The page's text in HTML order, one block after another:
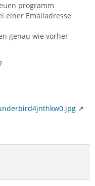
programm
einer Emailadresse
genau wie vorher